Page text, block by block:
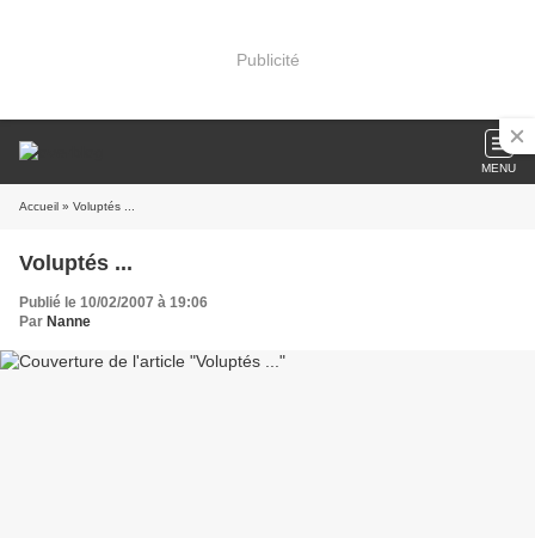
Publicité
MENU
Accueil » Voluptés ...
Voluptés ...
Publié le 10/02/2007 à 19:06
Par Nanne